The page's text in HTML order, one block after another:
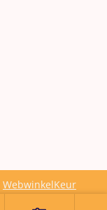
WebwinkelKeur